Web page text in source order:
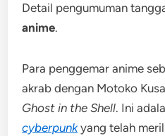
Detail pengumuman
anime.
Para penggemar anime
akrab dengan Motoko
Ghost in the Shell. Ini
cyberpunkyang telah